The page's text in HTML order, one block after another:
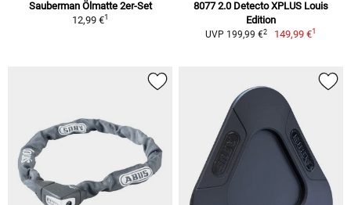
Sauberman Ölmatte 2er-Set
12,99 €1
8077 2.0 Detecto XPLUS Louis
Edition
UVP 199,99 €2 149,99 €1